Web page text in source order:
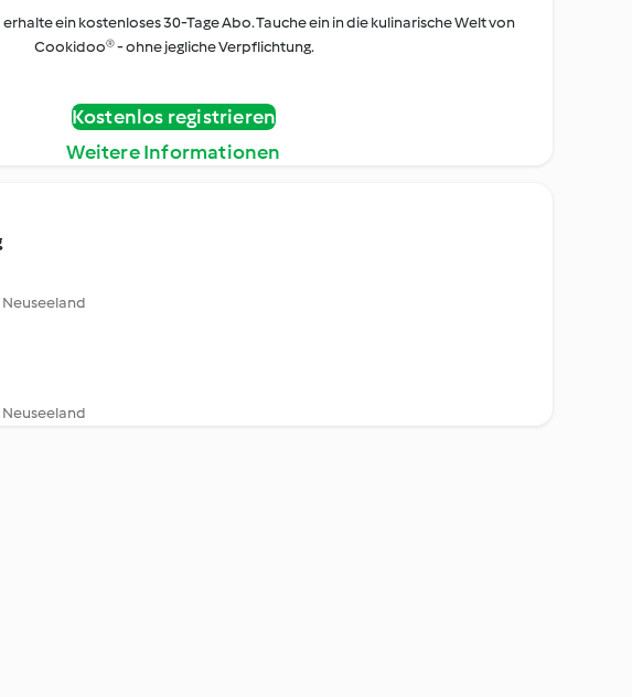
ein kostenloses 30-Tage Abo. Tauche ein in die kulinarische Welt von
Cookidoo® - ohne jegliche Verpflichtung.
Kostenlos registrieren
Weitere Informationen